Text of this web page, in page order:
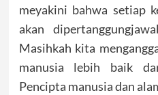
meyakini bahwa setiap
akan
Masihkah kita
manusia lebih baik
Pencipta manusia dan